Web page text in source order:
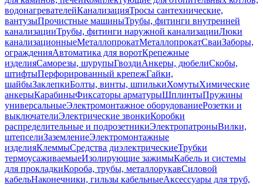
водонагревателейКанализацияТросы сантехнические,
вантузыПрочистные машиныТрубы, фитинги внутренней
канализацииТрубы, фитинги наружной канализацииЛюки
канализационныеМеталлопрокатМеталлопрокатСваиЗаборы,
огражденияАвтоматика для воротКрепежные
изделияСаморезы, шурупыГвоздиАнкеры, дюбелиСкобы,
штифтыПерфорированный крепежГайки,
шайбыЗаклепкиБолты, винты, шпилькиХомутыХимические
анкерыКарабиныФиксаторы арматурыШплинтыПружины
универсальныеЭлектромонтажное оборудованиеРозетки и
выключателиЭлектрические звонкиКоробки
распределительные и подрозетникиЭлектропатроныВилки,
штепселиЗаземлениеЭлектромонтажные
изделияКлеммыСредства диэлектрическиеТрубки
термоусаживаемыеИзолирующие зажимыКабель и системы
для прокладкиКороба, трубы, металлорукавСиловой
кабельНаконечники, гильзы кабельныеАксессуары для труб,